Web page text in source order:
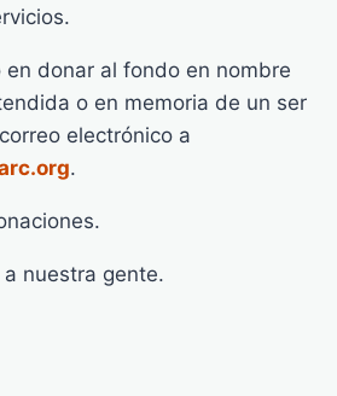
donar al fondo en nombre
o en memoria de un ser
electrónico a
.
nuestra gente.